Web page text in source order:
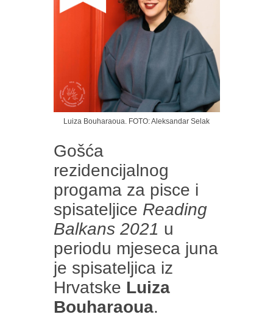
Luiza Bouharaoua. FOTO: Aleksandar Selak
Gošća
rezidencijalnog
progama za pisce i
spisateljice Reading
Balkans 2021 u
periodu mjeseca juna
je spisateljica iz
Hrvatske Luiza
Bouharaoua.